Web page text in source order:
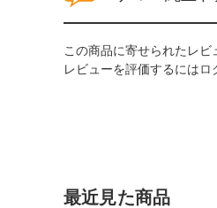
この商品に寄せられたレビ
レビューを評価するにはロ
最近見た商品